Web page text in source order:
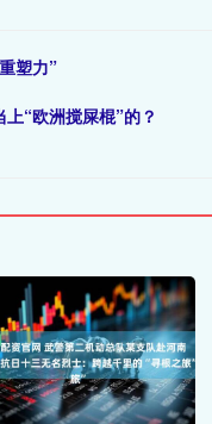
塑力”
“欧洲搅屎棍”的？